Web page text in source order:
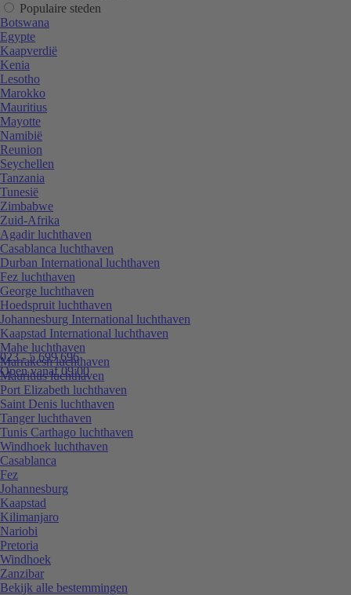
023 - 5 699 696
Open vanaf 09:00
Populaire steden
Botswana
Egypte
Kaapverdië
Kenia
Lesotho
Marokko
Mauritius
Mayotte
Namibië
Reunion
Seychellen
Tanzania
Tunesië
Zimbabwe
Zuid-Afrika
Agadir luchthaven
Casablanca luchthaven
Durban International luchthaven
Fez luchthaven
George luchthaven
Hoedspruit luchthaven
Johannesburg International luchthaven
Kaapstad International luchthaven
Mahe luchthaven
Marrakesh luchthaven
Mauritius luchthaven
Port Elizabeth luchthaven
Saint Denis luchthaven
Tanger luchthaven
Tunis Carthago luchthaven
Windhoek luchthaven
Casablanca
Fez
Johannesburg
Kaapstad
Kilimanjaro
Nariobi
Pretoria
Windhoek
Zanzibar
Bekijk alle bestemmingen